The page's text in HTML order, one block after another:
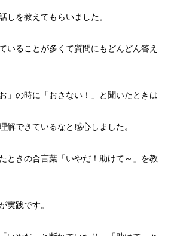
しを教えてもらいました。
いることが多くて質問にもどんどん答え
」の時に「おさない！」と聞いたときは
解できているなと感心しました。
ときの合言葉「いやだ！助けて～」を教
実践です。